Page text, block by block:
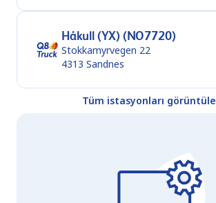
Håkull (YX) (NO7720)
Stokkamyrvegen 22
4313 Sandnes
Tüm istasyonları görüntüle